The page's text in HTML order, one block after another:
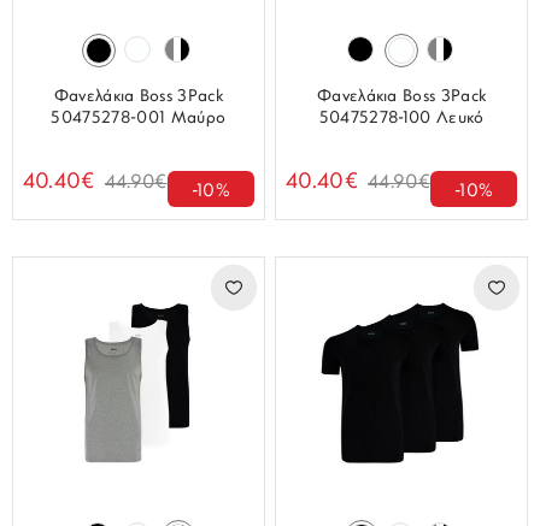
Φανελάκια Boss 3Pack
50475278-001 Μαύρο
40.40€ 44.90€ -10%
Φανελάκια Boss 3Pack
50475278-100 Λευκό
40.40€ 44.90€ -10%